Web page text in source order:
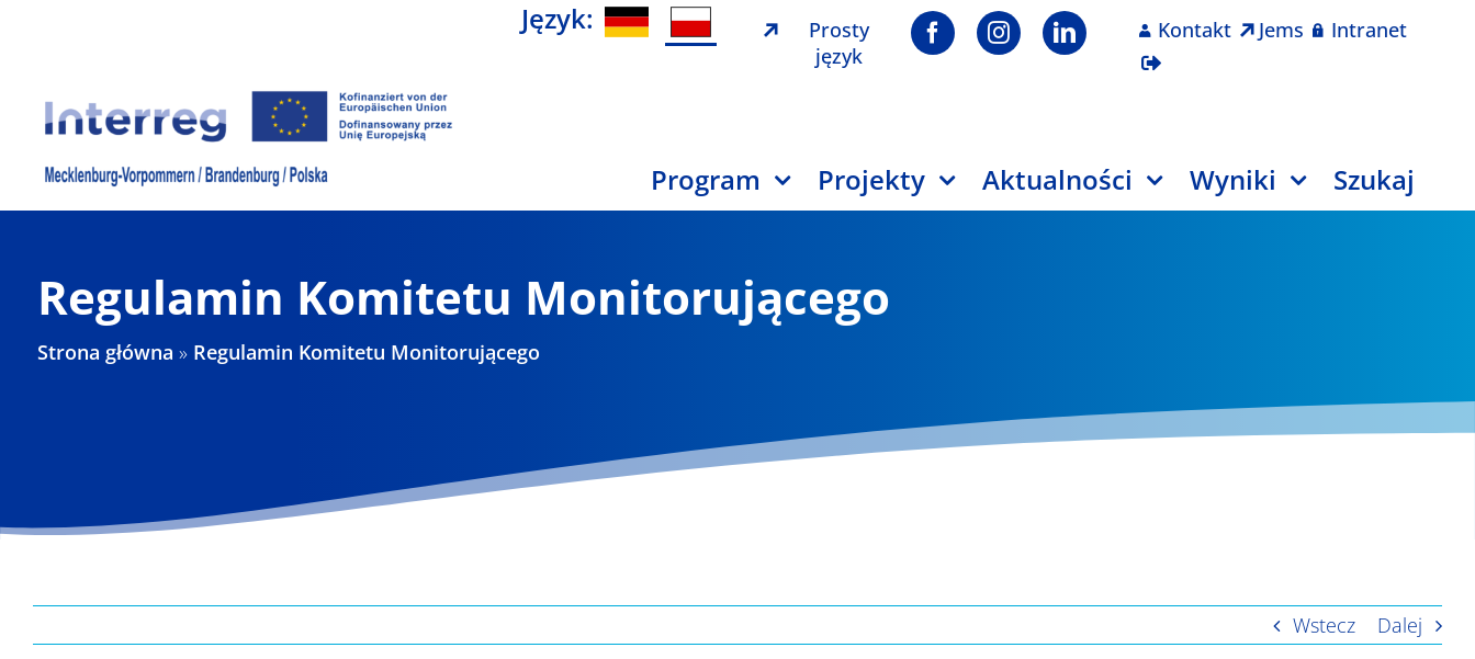
Język:
Prosty
język
Kontakt Jems Intranet
Program Projekty Aktualności Wyniki Szukaj
Regulamin Komitetu Monitorującego
Strona główna » Regulamin Komitetu Monitorującego
Wstecz Dalej